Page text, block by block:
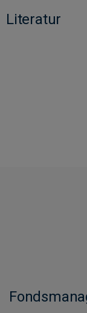
Literatur